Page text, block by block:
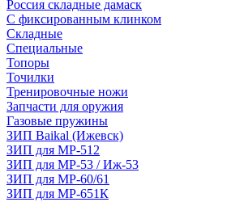
Россия складные дамаск
С фиксированным клинком
Складные
Специальные
Топоры
Точилки
Тренировочные ножи
Запчасти для оружия
Газовые пружины
ЗИП Baikal (Ижевск)
ЗИП для МР-512
ЗИП для МР-53 / Иж-53
ЗИП для МР-60/61
ЗИП для МР-651К